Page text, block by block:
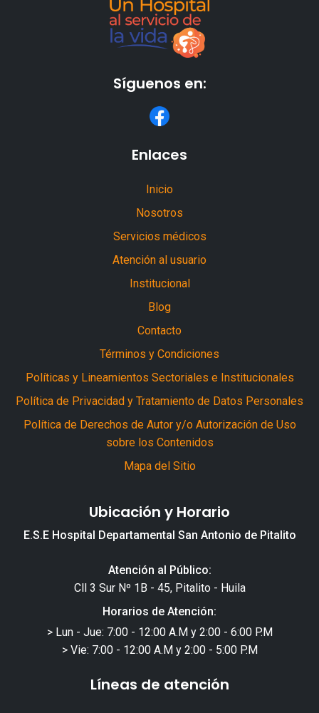
Síguenos en:
Enlaces
Inicio
Nosotros
Servicios médicos
Atención al usuario
Institucional
Blog
Contacto
Términos y Condiciones
Políticas y Lineamientos Sectoriales e Institucionales
Política de Privacidad y Tratamiento de Datos Personales
Política de Derechos de Autor y/o Autorización de Uso
sobre los Contenidos
Mapa del Sitio
Ubicación y Horario
E.S.E Hospital Departamental San Antonio de Pitalito
Atención al Público:
Cll 3 Sur Nº 1B - 45, Pitalito - Huila
Horarios de Atención:
> Lun - Jue: 7:00 - 12:00 A.M y 2:00 - 6:00 P.M
> Vie: 7:00 - 12:00 A.M y 2:00 - 5:00 P.M
Líneas de atención